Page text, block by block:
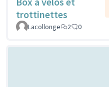
trottinettes
Lacollonge
2 0